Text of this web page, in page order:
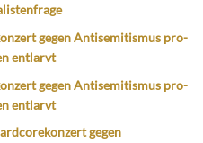
gegen Antisemitismus pro-
entlarvt
gegen Antisemitismus pro-
entlarvt
gegen